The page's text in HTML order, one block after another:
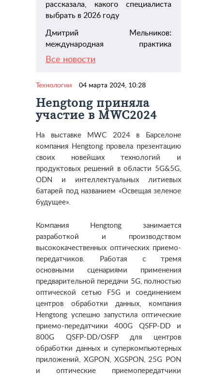
рассказала, какого специалиста
выбрать в 2026 году
Дмитрий Мельников:
международная практика
Все новости
Технологии 04 марта 2024, 10:28
Hengtong приняла
участие в MWC2024
На выставке MWC 2024 в Барселоне
компания Hengtong провела презентацию
своих новейших технологий и
продуктовых решений в области 5G&5G,
ODN и интеллектуальных литиевых
батарей под названием «Освещая зеленое
будущее».
Компания Hengtong занимается
разработкой и производством
высококачественных оптических приемо-
передатчиков. Работая с тремя
основными сценариями применения
предварительной передачи 5G, полностью
оптической сетью F5G и соединением
центров обработки данных, компания
Hengtong успешно запустила оптические
приемо-передатчики 400G QSFP-DD и
800G QSFP-DD/OSFP для центров
обработки данных и суперкомпьютерных
приложений, XGPON, XGSPON, 25G PON
и оптические приемопередатчики